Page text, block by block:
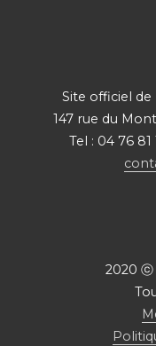
Site officiel
147 rue du
Tel : 04 76
2020 ⓒ